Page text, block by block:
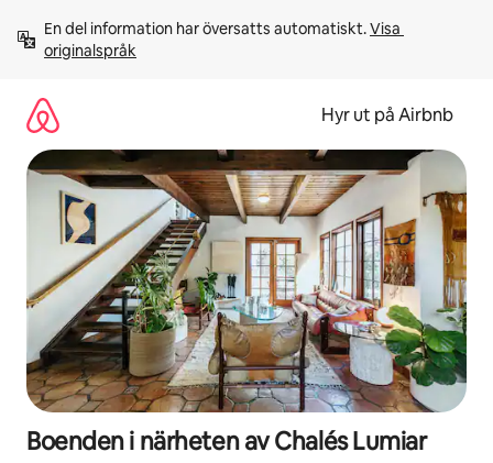
innehåll
En del information har översatts automatiskt. Visa
originalspråk
Hyr ut på Airbnb
Boenden i närheten av Chalés Lumiar